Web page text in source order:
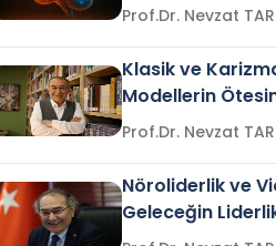
Prof.Dr.
Klasik ve
Modellerin
Liderlik”
Prof.Dr.
Nöroliderlik ve
Geleceğin